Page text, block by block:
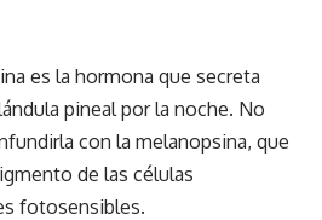
es la hormona que secreta
pineal por la noche. No
con la melanopsina, que
de las células
fotosensibles.